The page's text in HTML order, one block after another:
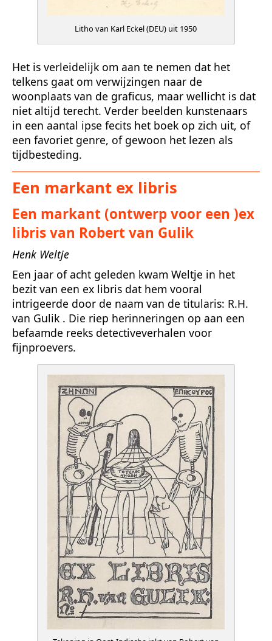
Litho van Karl Eckel (DEU) uit 1950
Het is verleidelijk om aan te nemen dat het
telkens gaat om verwijzingen naar de
woonplaats van de graficus, maar wellicht is dat
niet altijd terecht. Verder beelden kunstenaars
in een aantal ipse fecits het boek op zich uit, of
een favoriet genre, of gewoon het lezen als
tijdbesteding.
Een markant ex libris
Een markant (ontwerp voor een )ex
libris van Robert van Gulik
Henk Weltje
Een jaar of acht geleden kwam Weltje in het
bezit van een ex libris dat hem vooral
intrigeerde door de naam van de titularis: R.H.
van Gulik . Die riep herinneringen op aan een
befaamde reeks detectiveverhalen voor
fijnproevers.